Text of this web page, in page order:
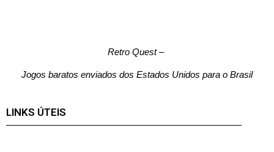
Retro Quest–
Jogos baratos enviados dos Estados Unidos para o Brasil
LINKS ÚTEIS